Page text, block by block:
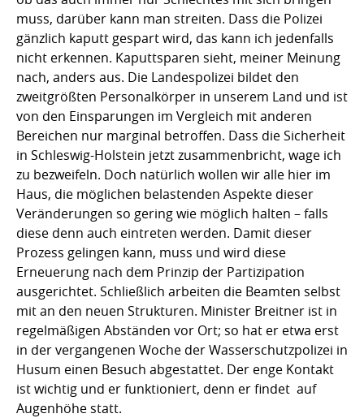
muss, darüber kann man streiten. Dass die Polizei
gänzlich kaputt gespart wird, das kann ich jedenfalls
nicht erkennen. Kaputtsparen sieht, meiner Meinung
nach, anders aus. Die Landespolizei bildet den
zweitgrößten Personalkörper in unserem Land und ist
von den Einsparungen im Vergleich mit anderen
Bereichen nur marginal betroffen. Dass die Sicherheit
in Schleswig-Holstein jetzt zusammenbricht, wage ich
zu bezweifeln. Doch natürlich wollen wir alle hier im
Haus, die möglichen belastenden Aspekte dieser
Veränderungen so gering wie möglich halten – falls
diese denn auch eintreten werden. Damit dieser
Prozess gelingen kann, muss und wird diese
Erneuerung nach dem Prinzip der Partizipation
ausgerichtet. Schließlich arbeiten die Beamten selbst
mit an den neuen Strukturen. Minister Breitner ist in
regelmäßigen Abständen vor Ort; so hat er etwa erst
in der vergangenen Woche der Wasserschutzpolizei in
Husum einen Besuch abgestattet. Der enge Kontakt
ist wichtig und er funktioniert, denn er findet auf
Augenhöhe statt.